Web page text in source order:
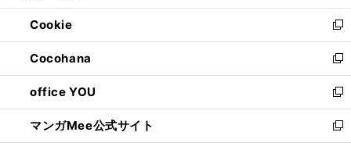
開
く
ウ
で
開
く
ン
ド
ウ
で
開
く
ウ
ィ
ン
ド
ウ
で
開
く
Cookie
新
し
い
ウ
ィ
ン
ド
ウ
Cocohana
新
し
い
ウ
ィ
ン
office YOU
新
し
い
ウ
マンガMee公式サイト
新
し